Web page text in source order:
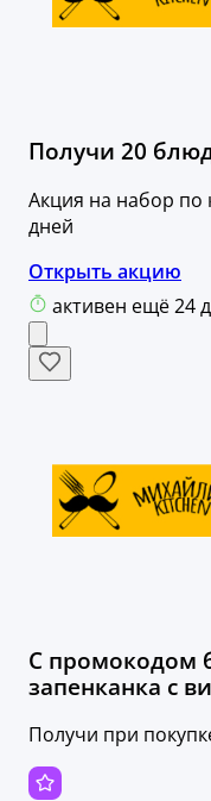
Получи 20
Акция на набор по
дней
Открыть акцию
активен ещё 24
С промокодом
запенканка с
Получи при